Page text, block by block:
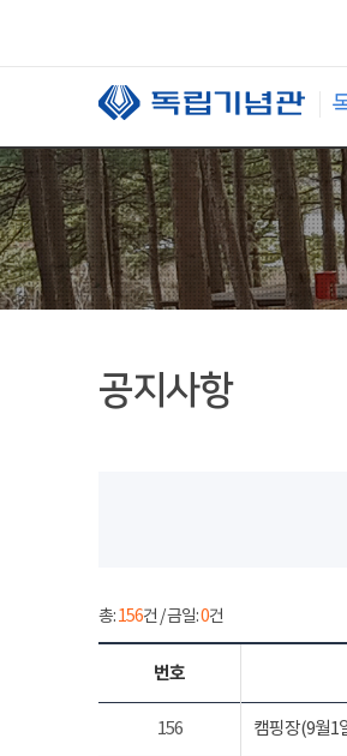
공지사항
총:156건 / 금일:0건
번호
156 캠핑장(9월1